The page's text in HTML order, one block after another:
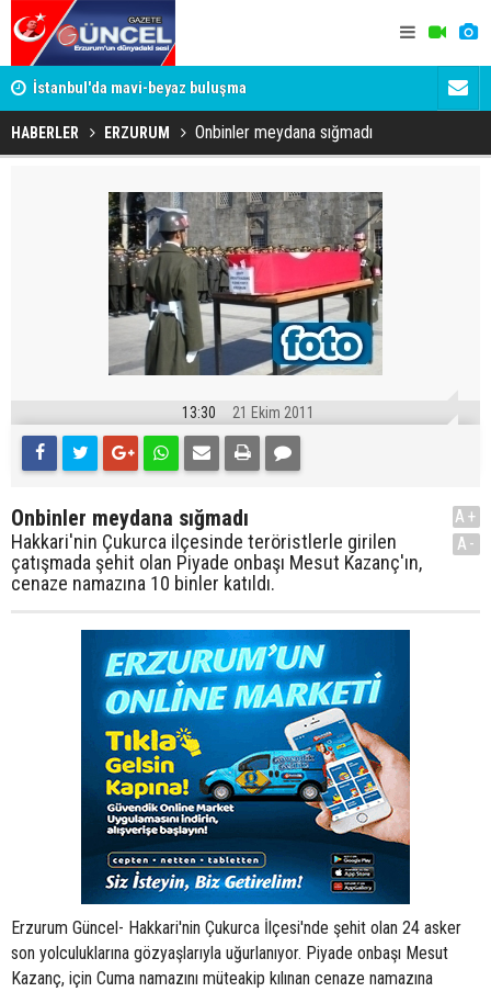
İstanbul'da mavi-beyaz buluşma
HABERLER ERZURUM Onbinler meydana sığmadı
13:30 21 Ekim 2011
Onbinler meydana sığmadı
Hakkari'nin Çukurca ilçesinde teröristlerle girilen
çatışmada şehit olan Piyade onbaşı Mesut Kazanç'ın,
cenaze namazına 10 binler katıldı.
A+
A-
Erzurum Güncel- Hakkari'nin Çukurca İlçesi'nde şehit olan 24 asker
son yolculuklarına gözyaşlarıyla uğurlanıyor. Piyade onbaşı Mesut
Kazanç, için Cuma namazını müteakip kılınan cenaze namazına